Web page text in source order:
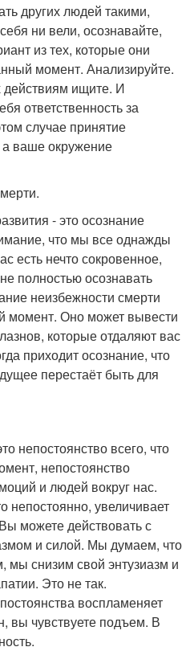
других людей такими,
ни вели, осознавайте,
из тех, которые они
момент. Анализируйте.
ищите. И
ответственность за
случае принятие
а ваше окружение
- это осознание
что мы все однажды
есть нечто сокровенное,
полностью осознавать
неизбежности смерти
момент. Оно может вывести
которые отдаляют вас
приходит осознание, что
перестаёт быть для
непостоянство всего, что
непостоянство
и людей вокруг нас.
непостоянно, увеличивает
можете действовать с
и силой. Мы думаем, что
мы снизим свой энтузиазм и
Это не так.
воспламеняет
вы чувствуете подъем. В